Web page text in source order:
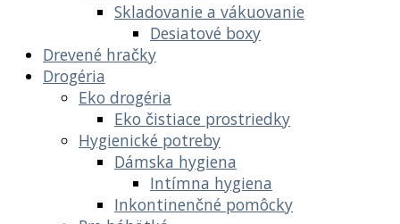
Skladovanie a vákuovanie
Desiatové boxy
Drevené hračky
Drogéria
Eko drogéria
Eko čistiace prostriedky
Hygienické potreby
Dámska hygiena
Intímna hygiena
Inkontinenčné pomôcky